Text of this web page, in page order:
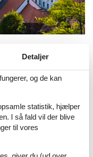
at være aktiv og gå på
store skove og
hvor hulebjørnene
og slotte.
Detaljer
og de kan
statistik, hjælper
I så fald vil der blive
til vores